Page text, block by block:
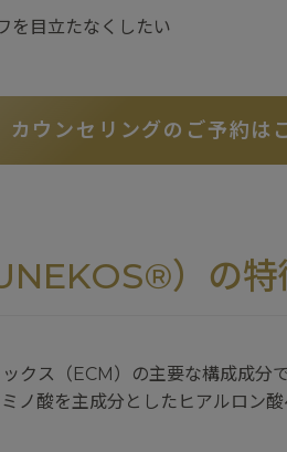
を目立たなくしたい
カウンセリングのご予約は
）の特
クス（ECM）の主要な構成成分
ノ酸を主成分としたヒアルロン